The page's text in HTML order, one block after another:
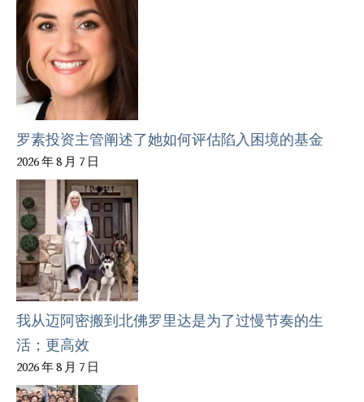
罗素投资主管阐述了她如何评估陷入困境的基金
2026 年 8 月 7 日
我从迈阿密搬到北佛罗里达是为了过慢节奏的生
活；更高效
2026 年 8 月 7 日